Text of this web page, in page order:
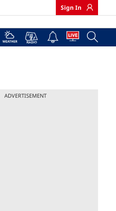
Sign In
ADVERTISEMENT